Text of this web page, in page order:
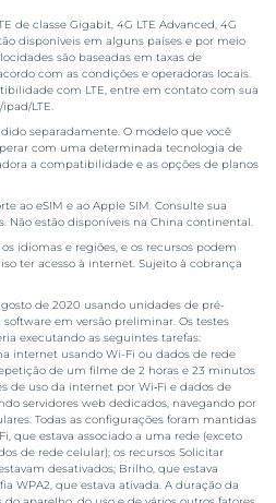
de classe Gigabit, 4G LTE Advanced, 4G
disponíveis em alguns países e por meio
são baseadas em taxas de
com as condições e operadoras locais.
com LTE, entre em contato com sua
LTE.
separadamente. O modelo que você
com uma determinada tecnologia de
a compatibilidade e as opções de planos
ao eSIM e ao Apple SIM. Consulte sua
Não estão disponíveis na China continental.
idiomas e regiões, e os recursos podem
ter acesso à internet. Sujeito à cobrança
de 2020 usando unidades de pré-
em versão preliminar. Os testes
executando as seguintes tarefas:
internet usando Wi-Fi ou dados de rede
de um filme de 2 horas e 23 minutos
de uso da internet por Wi‑Fi e dados de
servidores web dedicados, navegando por
Todas as configurações foram mantidas
que estava associado a uma rede (exceto
de rede celular); os recursos Solicitar
desativados; Brilho, que estava
WPA2, que estava ativada. A duração da